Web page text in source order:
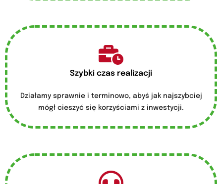
Szybki czas realizacji
Działamy sprawnie i terminowo, abyś jak najszybciej
mógł cieszyć się korzyściami z inwestycji.